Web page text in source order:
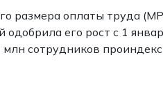
размера оплаты труда
его рост с 1
сотрудников